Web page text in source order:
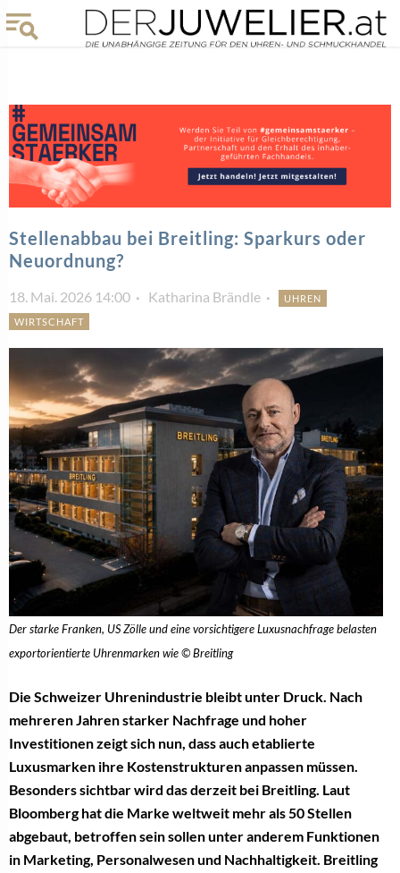
Stellenabbau bei Breitling: Sparkurs oder
Neuordnung?
18. Mai. 2026 14:00 Katharina Brändle
UHREN
WIRTSCHAFT
Der starke Franken, US Zölle und eine vorsichtigere Luxusnachfrage belasten
exportorientierte Uhrenmarken wie © Breitling
Die Schweizer Uhrenindustrie bleibt unter Druck. Nach
mehreren Jahren starker Nachfrage und hoher
Investitionen zeigt sich nun, dass auch etablierte
Luxusmarken ihre Kostenstrukturen anpassen müssen.
Besonders sichtbar wird das derzeit bei Breitling. Laut
Bloomberg hat die Marke weltweit mehr als 50 Stellen
abgebaut, betroffen sein sollen unter anderem Funktionen
in Marketing, Personalwesen und Nachhaltigkeit. Breitling